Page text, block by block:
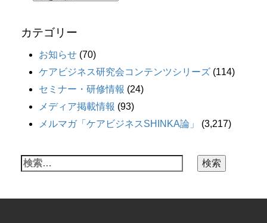
カテゴリー
お知らせ (70)
ケアビジネス研究会コンテンツシリーズ (114)
セミナー・研修情報 (24)
メディア掲載情報 (93)
メルマガ「ケアビジネスSHINKA論」
(3,217)